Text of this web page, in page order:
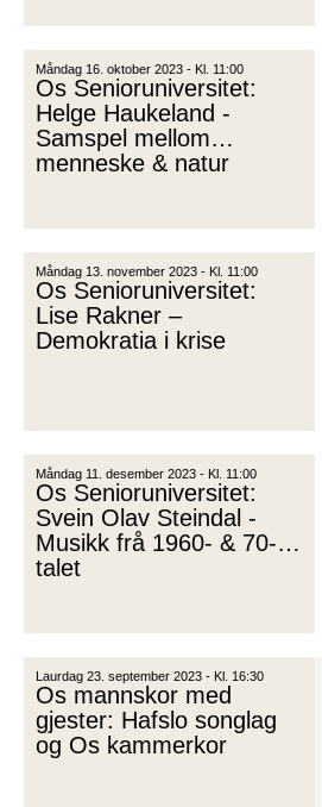
Måndag 16. oktober 2023 - Kl. 11:00
Os Senioruniversitet:
Helge Haukeland -
Samspel mellom
menneske & natur
Måndag 13. november 2023 - Kl. 11:00
Os Senioruniversitet:
Lise Rakner –
Demokratia i krise
Måndag 11. desember 2023 - Kl. 11:00
Os Senioruniversitet:
Svein Olav Steindal -
Musikk frå 1960- & 70-
talet
Laurdag 23. september 2023 - Kl. 16:30
Os mannskor med
gjester: Hafslo songlag
og Os kammerkor